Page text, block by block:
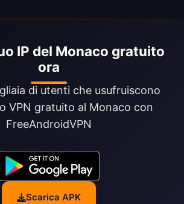
IP del Monaco gratuito
ora
di utenti che usufruiscono
VPN gratuito al Monaco con
FreeAndroidVPN
Scarica APK